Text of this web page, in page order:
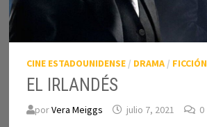
CINE ESTADOUNIDENSE/ DRAMA/ FICCIÓN
EL IRLANDÉS
porVera Meiggs julio 7, 2021 0